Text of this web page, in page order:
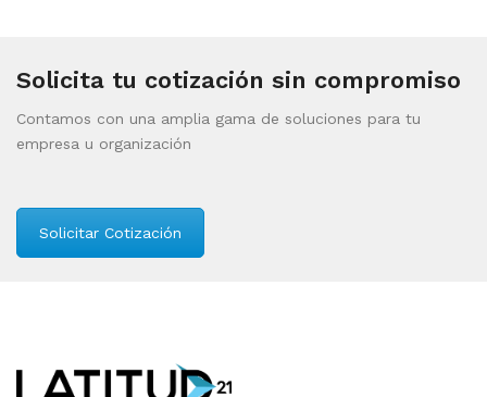
Solicita tu cotización sin compromiso
Contamos con una amplia gama de soluciones para tu
empresa u organización
Solicitar Cotización